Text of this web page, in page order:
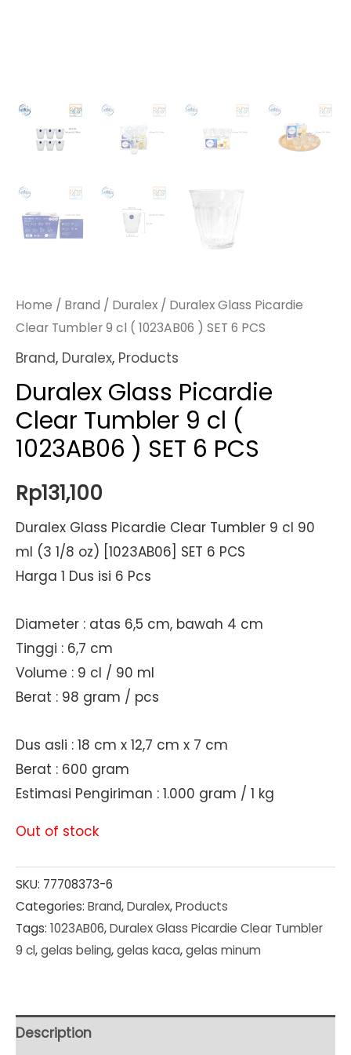
Home / Brand / Duralex / Duralex Glass Picardie
Clear Tumbler 9 cl ( 1023AB06 ) SET 6 PCS
Brand, Duralex, Products
Duralex Glass Picardie
Clear Tumbler 9 cl (
1023AB06 ) SET 6 PCS
Rp131,100
Duralex Glass Picardie Clear Tumbler 9 cl 90
ml (3 1/8 oz) [1023AB06] SET 6 PCS
Harga 1 Dus isi 6 Pcs
Diameter : atas 6,5 cm, bawah 4 cm
Tinggi : 6,7 cm
Volume : 9 cl / 90 ml
Berat : 98 gram / pcs
Dus asli : 18 cm x 12,7 cm x 7 cm
Berat : 600 gram
Estimasi Pengiriman : 1.000 gram / 1 kg
Out of stock
SKU: 77708373-6
Categories: Brand,Duralex,Products
Tags: 1023AB06,Duralex Glass Picardie Clear Tumbler
9 cl,gelas beling,gelas kaca,gelas minum
Description